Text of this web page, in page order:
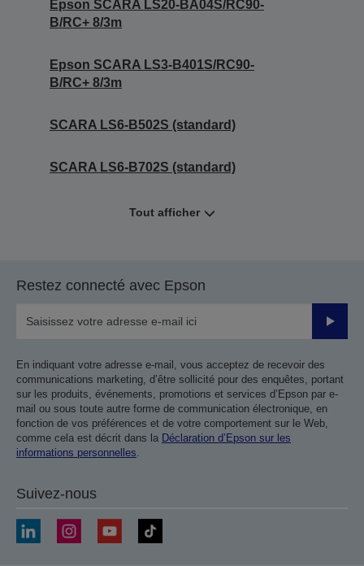
Epson SCARA LS20-BA04S/RC90-
B/RC+ 8/3m
Epson SCARA LS3-B401S/RC90-
B/RC+ 8/3m
SCARA LS6-B502S (standard)
SCARA LS6-B702S (standard)
Tout afficher
Restez connecté avec Epson
Valider
En indiquant votre adresse e-mail, vous acceptez de recevoir des
communications marketing, d’être sollicité pour des enquêtes, portant
sur les produits, événements, promotions et services d’Epson par e-
mail ou sous toute autre forme de communication électronique, en
fonction de vos préférences et de votre comportement sur le Web,
comme cela est décrit dans la Déclaration d’Epson sur les
informations personnelles.
Suivez-nous